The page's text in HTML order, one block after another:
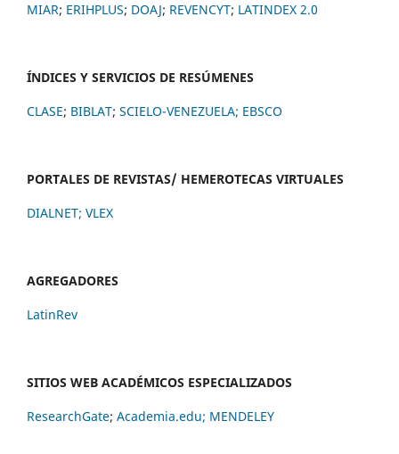
MIAR; ERIHPLUS; DOAJ; REVENCYT; LATINDEX 2.0
ÍNDICES Y SERVICIOS DE RESÚMENES
CLASE; BIBLAT; SCIELO-VENEZUELA; EBSCO
PORTALES DE REVISTAS/ HEMEROTECAS VIRTUALES
DIALNET; VLEX
AGREGADORES
LatinRev
SITIOS WEB ACADÉMICOS ESPECIALIZADOS
ResearchGate; Academia.edu; MENDELEY